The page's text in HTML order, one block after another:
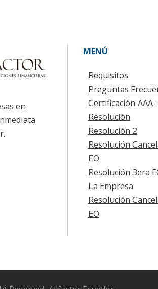
en
MENÚ
Requisitos
Preguntas
Certificación AAA-
Resolución
Resolución 2
Resolución
EO
Resolución 3era
La Empresa
Resolución
EO